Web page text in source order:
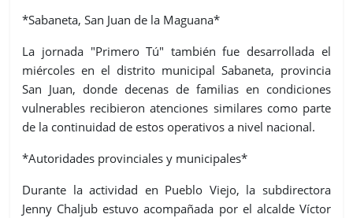
*Sabaneta, San Juan de la Maguana*
La jornada "Primero Tú" también fue desarrollada el
miércoles en el distrito municipal Sabaneta, provincia
San Juan, donde decenas de familias en condiciones
vulnerables recibieron atenciones similares como parte
de la continuidad de estos operativos a nivel nacional.
*Autoridades provinciales y municipales*
Durante la actividad en Pueblo Viejo, la subdirectora
Jenny Chaljub estuvo acompañada por el alcalde Víctor